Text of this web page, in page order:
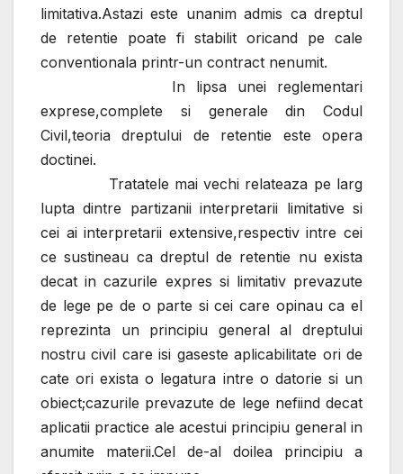
limitativa.Astazi este unanim admis ca dreptul
de retentie poate fi stabilit oricand pe cale
conventionala printr-un contract nenumit.
In lipsa unei reglementari
exprese,complete si generale din Codul
Civil,teoria dreptului de retentie este opera
doctinei.
Tratatele mai vechi relateaza pe larg
lupta dintre partizanii interpretarii limitative si
cei ai interpretarii extensive,respectiv intre cei
ce sustineau ca dreptul de retentie nu exista
decat in cazurile expres si limitativ prevazute
de lege pe de o parte si cei care opinau ca el
reprezinta un principiu general al dreptului
nostru civil care isi gaseste aplicabilitate ori de
cate ori exista o legatura intre o datorie si un
obiect;cazurile prevazute de lege nefiind decat
aplicatii practice ale acestui principiu general in
anumite materii.Cel de-al doilea principiu a